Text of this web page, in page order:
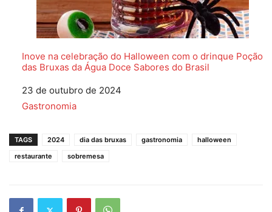
Inove na celebração do Halloween com o drinque Poção
das Bruxas da Água Doce Sabores do Brasil
Data
23 de outubro de 2024
Em relação a
Gastronomia
TAGS 2024 dia das bruxas gastronomia
halloween
restaurante
sobremesa